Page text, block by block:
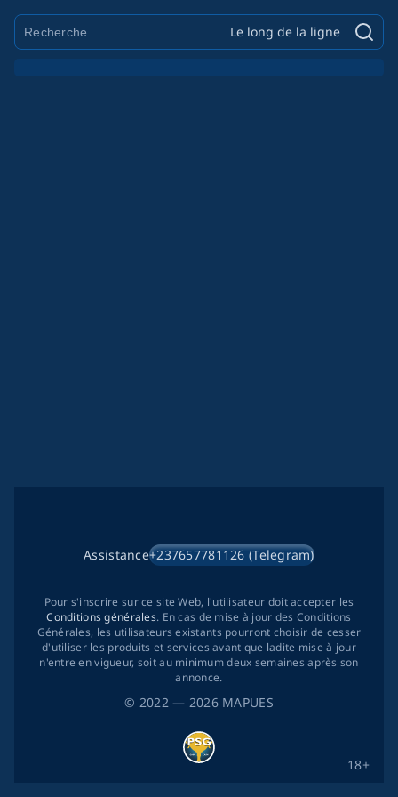
Le long de la ligne
© 2022— 2026 MAPUES
Assistance+237657781126 (Telegram)
18+
Pour s'inscrire sur ce site Web, l'utilisateur doit accepter les
Conditions générales. En cas de mise à jour des Conditions
Générales, les utilisateurs existants pourront choisir de cesser
d'utiliser les produits et services avant que ladite mise à jour
n'entre en vigueur, soit au minimum deux semaines après son
annonce.